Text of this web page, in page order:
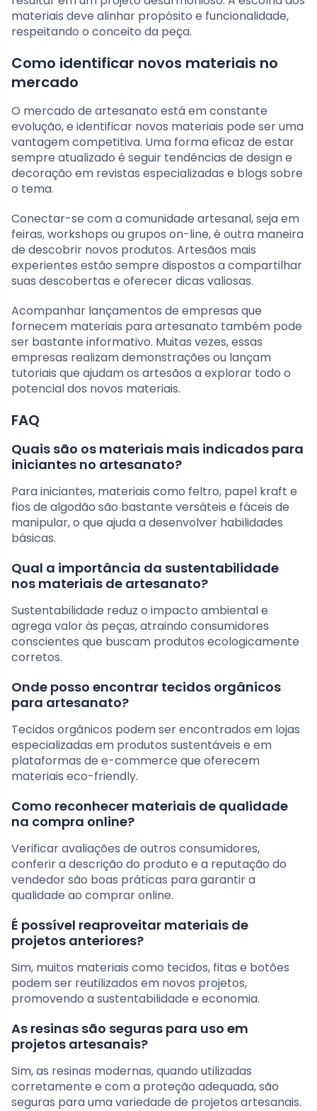
materiais deve alinhar propósito e funcionalidade,
respeitando o conceito da peça.
Como identificar novos materiais no
mercado
O mercado de artesanato está em constante
evolução, e identificar novos materiais pode ser uma
vantagem competitiva. Uma forma eficaz de estar
sempre atualizado é seguir tendências de design e
decoração em revistas especializadas e blogs sobre
o tema.
Conectar-se com a comunidade artesanal, seja em
feiras, workshops ou grupos on-line, é outra maneira
de descobrir novos produtos. Artesãos mais
experientes estão sempre dispostos a compartilhar
suas descobertas e oferecer dicas valiosas.
Acompanhar lançamentos de empresas que
fornecem materiais para artesanato também pode
ser bastante informativo. Muitas vezes, essas
empresas realizam demonstrações ou lançam
tutoriais que ajudam os artesãos a explorar todo o
potencial dos novos materiais.
FAQ
Quais são os materiais mais indicados para
iniciantes no artesanato?
Para iniciantes, materiais como feltro, papel kraft e
fios de algodão são bastante versáteis e fáceis de
manipular, o que ajuda a desenvolver habilidades
básicas.
Qual a importância da sustentabilidade
nos materiais de artesanato?
Sustentabilidade reduz o impacto ambiental e
agrega valor às peças, atraindo consumidores
conscientes que buscam produtos ecologicamente
corretos.
Onde posso encontrar tecidos orgânicos
para artesanato?
Tecidos orgânicos podem ser encontrados em lojas
especializadas em produtos sustentáveis e em
plataformas de e-commerce que oferecem
materiais eco-friendly.
Como reconhecer materiais de qualidade
na compra online?
Verificar avaliações de outros consumidores,
conferir a descrição do produto e a reputação do
vendedor são boas práticas para garantir a
qualidade ao comprar online.
É possível reaproveitar materiais de
projetos anteriores?
Sim, muitos materiais como tecidos, fitas e botões
podem ser reutilizados em novos projetos,
promovendo a sustentabilidade e economia.
As resinas são seguras para uso em
projetos artesanais?
Sim, as resinas modernas, quando utilizadas
corretamente e com a proteção adequada, são
seguras para uma variedade de projetos artesanais.